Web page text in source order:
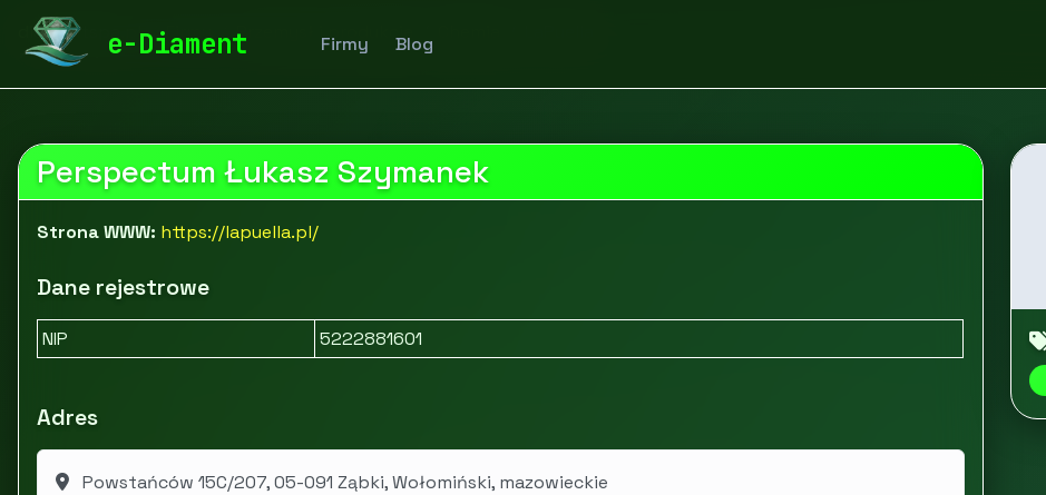
e-Diament Firmy Blog
diamentspa.pl Przemysł i produkcja
Perspectum Łukasz Szymanek
Strona WWW: https://lapuella.pl/
Dane rejestrowe
NIP 5222881601
Adres
Powstańców 15C/207, 05-091 Ząbki, Wołomiński, mazowieckie